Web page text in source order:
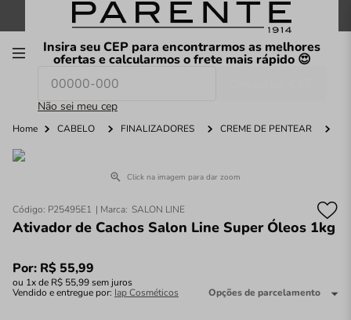
FRETE GRÁTIS nas compras a partir de R$199
Insira seu CEP para encontrarmos as melhores
ofertas e calcularmos o frete mais rápido 😍
Não sei meu cep
O que você procura hoje?
Home CABELO FINALIZADORES CREME DE PENTEAR
Click na imagem para dar zoom
Código: P25495E1 SALON LINE
Ativador de Cachos Salon Line Super Óleos 1kg
Por: R$ 55,99
ou 1x de R$ 55,99sem juros
Vendido e entregue por: Iap Cosméticos Opções de parcelamento